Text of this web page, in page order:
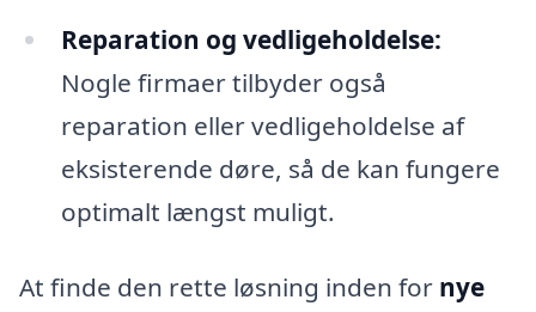
Reparation og vedligeholdelse:
Nogle firmaer tilbyder også
reparation eller vedligeholdelse af
eksisterende døre, så de kan fungere
optimalt længst muligt.
At finde den rette løsning inden for nye